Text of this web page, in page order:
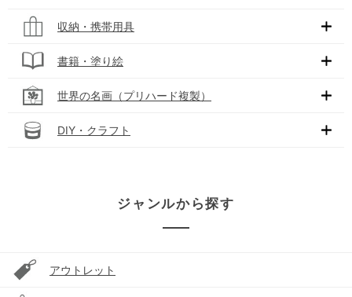
収納・携帯用具
書籍・塗り絵
世界の名画（プリハード複製）
DIY・クラフト
ジャンルから探す
アウトレット